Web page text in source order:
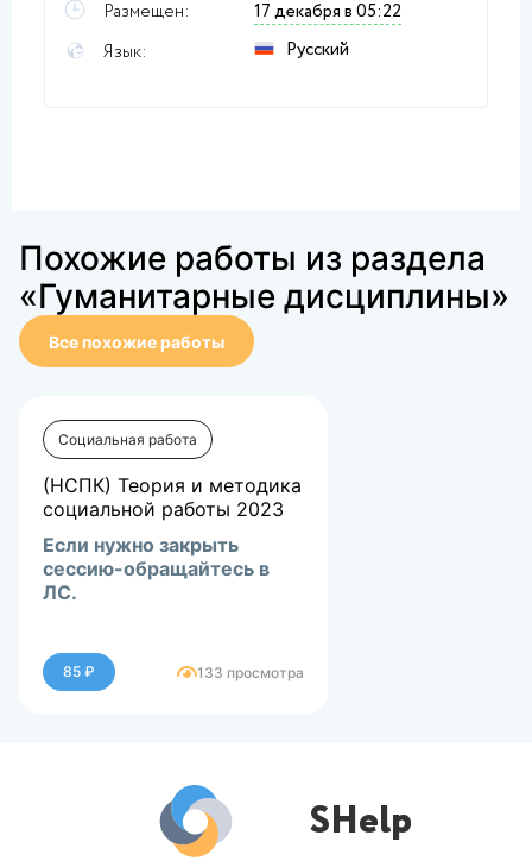
Размещен:
17 декабря в 05:22
Язык:
Русский
Похожие работы из раздела
«Гуманитарные дисциплины»
Все похожие работы
Социальная работа
(НСПК) Теория и методика
социальной работы 2023
Если нужно закрыть
сессию-обращайтесь в
ЛС.
85 ₽ 133 просмотра
SHelp